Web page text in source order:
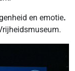
en emotie.